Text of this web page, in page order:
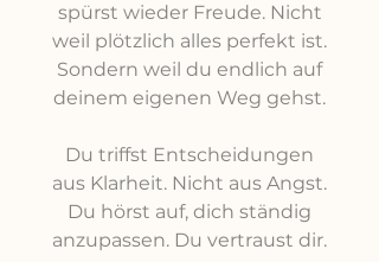
spürst wieder Freude. Nicht
weil plötzlich alles perfekt ist.
Sondern weil du endlich auf
deinem eigenen Weg gehst.
Du triffst Entscheidungen
aus Klarheit. Nicht aus Angst.
Du hörst auf, dich ständig
anzupassen. Du vertraust dir.